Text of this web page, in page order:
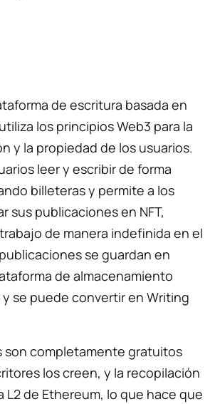
de escritura basada en
los principios Web3 para la
y la propiedad de los usuarios.
leer y escribir de forma
billeteras y permite a los
sus publicaciones en NFT,
de manera indefinida en el
se guardan en
de almacenamiento
se puede convertir en Writing
son completamente gratuitos
los creen, y la recopilación
L2 de Ethereum, lo que hace que